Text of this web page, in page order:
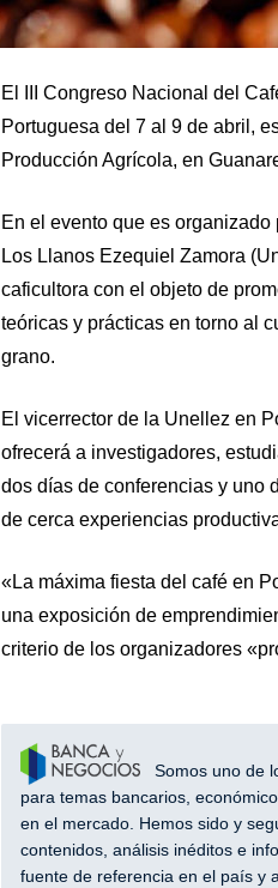
El III Congreso Nacional del
Portuguesa del 7 al 9 de abril,
Producción Agrícola, en
En el evento que es
Los Llanos Ezequiel Zamora
caficultora con el objeto de
teóricas y prácticas en torno al
grano.
El vicerrector de la Unellez en
ofrecerá a investigadores,
dos días de conferencias y uno
de cerca experiencias
«La máxima fiesta del café en
una exposición de
criterio de los organizadores
Somos uno de
para temas bancarios,
en el mercado. Hemos sido y
contenidos, análisis inéditos e
fuente de referencia en el país y